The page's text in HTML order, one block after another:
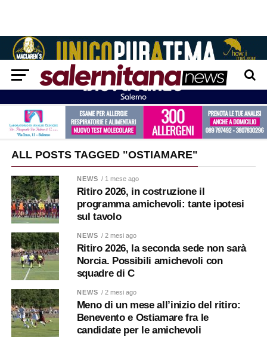
ALL POSTS TAGGED "OSTIAMARE"
NEWS / 1 mese ago
Ritiro 2026, in costruzione il
programma amichevoli: tante ipotesi
sul tavolo
NEWS / 2 mesi ago
Ritiro 2026, la seconda sede non sarà
Norcia. Possibili amichevoli con
squadre di C
NEWS / 2 mesi ago
Meno di un mese all’inizio del ritiro:
Benevento e Ostiamare fra le
candidate per le amichevoli